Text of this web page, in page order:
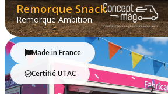
Remorque Snack
Remorque Ambition
Made in France
Certifié UTAC